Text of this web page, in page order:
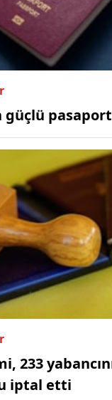
güçlü
233
iptal etti